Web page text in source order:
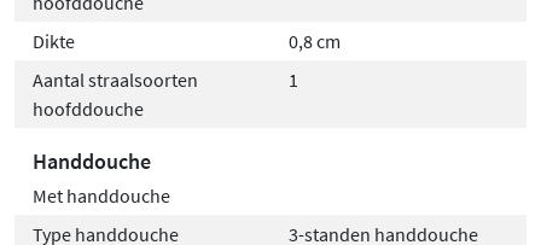
Dikte
0,8 cm
Aantal straalsoorten
hoofddouche
1
Handdouche
Met handdouche
Type handdouche
3-standen handdouche